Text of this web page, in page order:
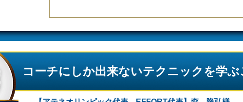
コーチにしか出来ないテクニックを学